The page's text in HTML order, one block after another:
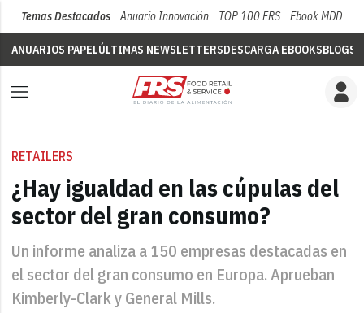
Temas Destacados Anuario Innovación TOP 100 FRS Ebook MDD
ANUARIOS PAPELÚLTIMAS NEWSLETTERSDESCARGA EBOOKSBLOGS
RETAILERS
¿Hay igualdad en las cúpulas del
sector del gran consumo?
Un informe analiza a 150 empresas destacadas en
el sector del gran consumo en Europa. Aprueban
Kimberly-Clark y General Mills.